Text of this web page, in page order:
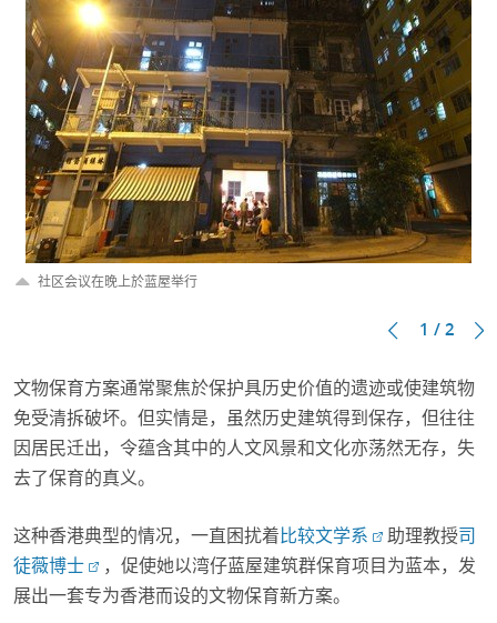
社区会议在晚上於蓝屋举行
1 / 2
文物保育方案通常聚焦於保护具历史价值的遗迹或使建筑物
免受清拆破坏。但实情是，虽然历史建筑得到保存，但往往
因居民迁出，令蕴含其中的人文风景和文化亦荡然无存，失
去了保育的真义。
这种香港典型的情况，一直困扰着 比较文学系 助理教授司
徒薇博士
，促使她以湾仔蓝屋建筑群保育项目为蓝本，发
展出一套专为香港而设的文物保育新方案。